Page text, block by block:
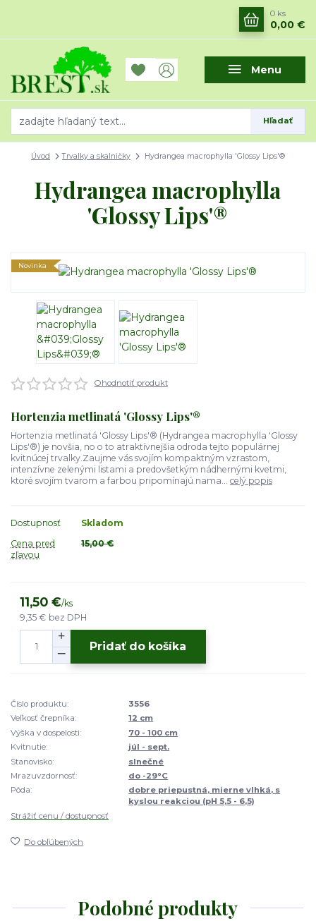
Menu
Hľadať
0 ks
0,00 €
Úvod Trvalky a skalničky Hydrangea macrophylla 'Glossy Lips'®
Hydrangea macrophylla
'Glossy Lips'®
Novinka
Ohodnotiť produkt
Hortenzia metlinatá 'Glossy Lips'®
Hortenzia metlinatá 'Glossy Lips'® (Hydrangea macrophylla 'Glossy
Lips'®) je novšia, no o to atraktívnejšia odroda tejto populárnej
kvitnúcej trvalky.Zaujme vás svojím kompaktným vzrastom,
intenzívne zelenými listami a predovšetkým nádhernými kvetmi,
ktoré svojím tvarom a farbou pripomínajú nama... celý popis
Dostupnosť
Skladom
Cena pred
zľavou
15,00 €
11,50 €/ks
9,35 € bez DPH
Pridať do košíka
Číslo produktu:
3556
Veľkosť črepníka:
12 cm
Výška v dospelosti:
70 - 100 cm
Kvitnutie:
júl - sept.
Stanovisko:
slnečné
Mrazuvzdornosť:
do -29°C
Pôda:
dobre priepustná, mierne vlhká, s
kyslou reakciou (pH 5,5 - 6,5)
Strážiť cenu / dostupnosť
Do obľúbených
Podobné produkty